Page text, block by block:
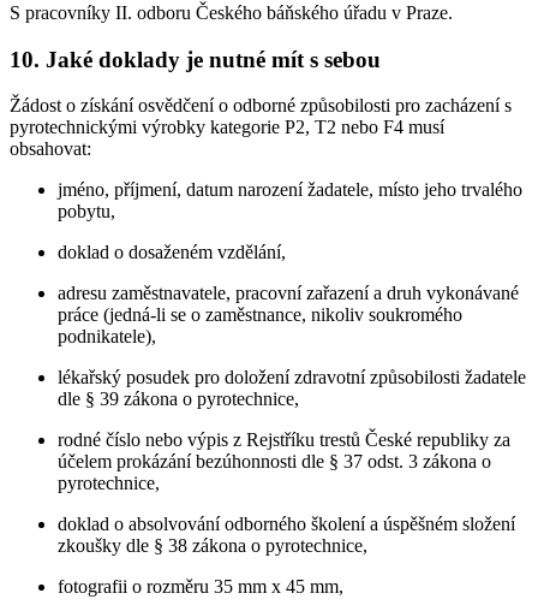
S pracovníky II. odboru Českého báňského úřadu v Praze.
10. Jaké doklady je nutné mít s sebou
Žádost o získání osvědčení o odborné způsobilosti pro zacházení s
pyrotechnickými výrobky kategorie P2, T2 nebo F4 musí
obsahovat:
jméno, příjmení, datum narození žadatele, místo jeho trvalého
pobytu,
doklad o dosaženém vzdělání,
adresu zaměstnavatele, pracovní zařazení a druh vykonávané
práce (jedná-li se o zaměstnance, nikoliv soukromého
podnikatele),
lékařský posudek pro doložení zdravotní způsobilosti žadatele
dle § 39 zákona o pyrotechnice,
rodné číslo nebo výpis z Rejstříku trestů České republiky za
účelem prokázání bezúhonnosti dle § 37 odst. 3 zákona o
pyrotechnice,
doklad o absolvování odborného školení a úspěšném složení
zkoušky dle § 38 zákona o pyrotechnice,
fotografii o rozměru 35 mm x 45 mm,